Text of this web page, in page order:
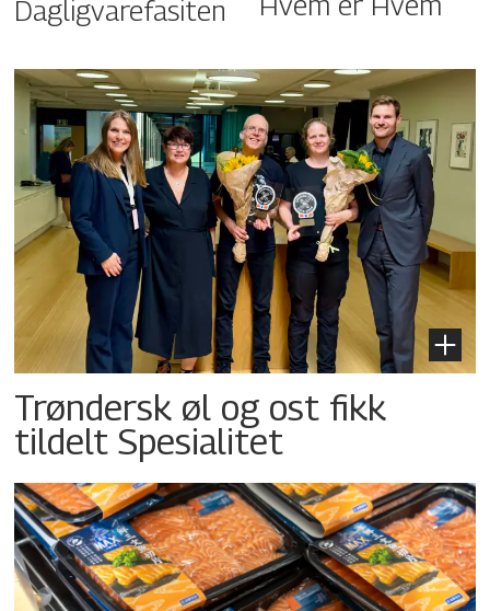
Dagligvarefasiten
Trøndersk øl og ost fikk
tildelt Spesialitet